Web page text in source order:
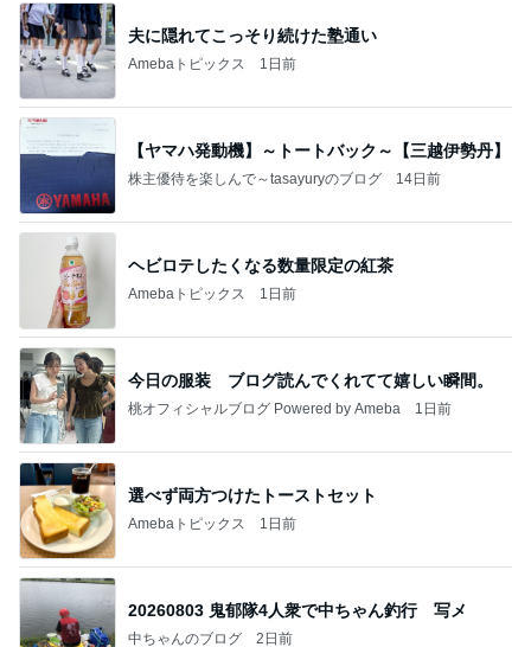
夫に隠れてこっそり続けた塾通い
Amebaトピックス 1日前
【ヤマハ発動機】～トートバック～【三越伊勢丹】
株主優待を楽しんで～tasayuryのブログ 14日前
ヘビロテしたくなる数量限定の紅茶
Amebaトピックス 1日前
今日の服装 ブログ読んでくれてて嬉しい瞬間。
桃オフィシャルブログ Powered by Ameba 1日前
選べず両方つけたトーストセット
Amebaトピックス 1日前
20260803 鬼郁隊4人衆で中ちゃん釣行 写メ
中ちゃんのブログ 2日前